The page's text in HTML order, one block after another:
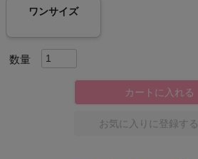
メンズスポーツウェア
レディーススポーツウェア
スポーツシューズ
もっと見る
ワンサイズ
カートに入れる
お気に入りに登録する